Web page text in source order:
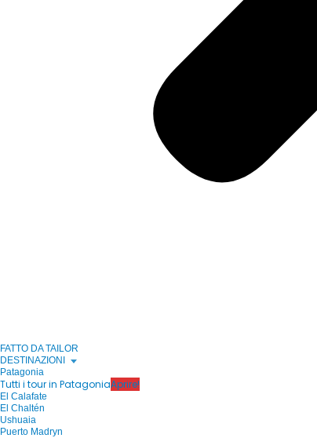
FATTO DA TAILOR
DESTINAZIONI
Patagonia
Tutti i tour in PatagoniaAprire!
El Calafate
El Chaltén
Ushuaia
Puerto Madryn